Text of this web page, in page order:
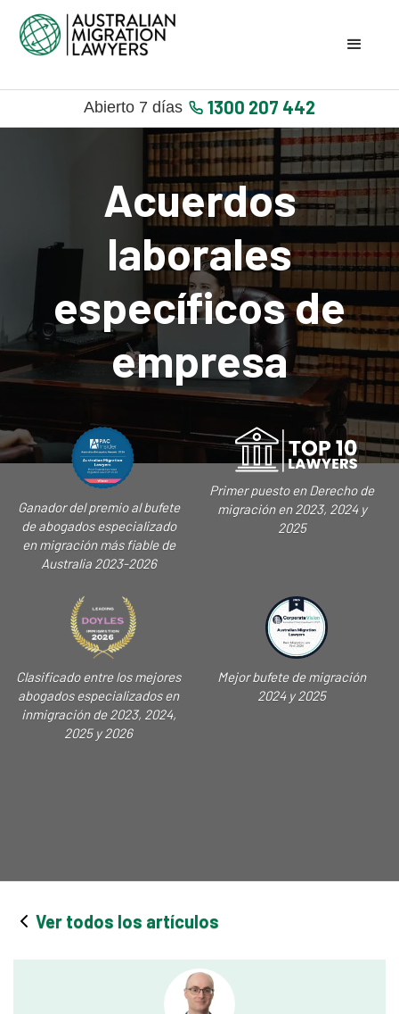
Abierto 7 días 1300 207 442
Acuerdos
laborales
específicos de
empresa
Ganador del premio al bufete
de abogados especializado
en migración más fiable de
Australia 2023-2026
Primer puesto en Derecho de
migración en 2023, 2024 y
2025
Clasificado entre los mejores
abogados especializados en
inmigración de 2023, 2024,
2025 y 2026
Mejor bufete de migración
2024 y 2025
Ver todos los artículos